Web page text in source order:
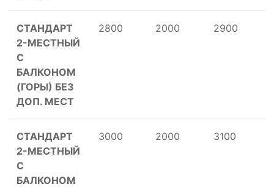
СТАНДАРТ
2-МЕСТНЫЙ
С
БАЛКОНОМ
(ГОРЫ) БЕЗ
ДОП. МЕСТ
2800 2000 2900
СТАНДАРТ
2-МЕСТНЫЙ
С
БАЛКОНОМ
3000 2000 3100